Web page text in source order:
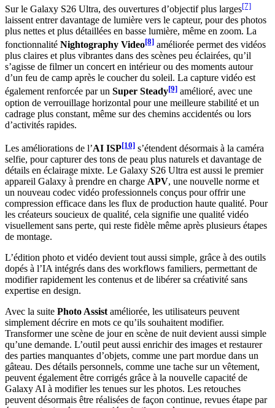
Sur le Galaxy S26 Ultra, des ouvertures d’objectif plus larges[7]
laissent entrer davantage de lumière vers le capteur, pour des photos
plus nettes et plus détaillées en basse lumière, même en zoom. La
fonctionnalité Nightography Video[8] améliorée permet des vidéos
plus claires et plus vibrantes dans des scènes peu éclairées, qu’il
s’agisse de filmer un concert en intérieur ou des moments autour
d’un feu de camp après le coucher du soleil. La capture vidéo est
également renforcée par un Super Steady[9] amélioré, avec une
option de verrouillage horizontal pour une meilleure stabilité et un
cadrage plus constant, même sur des chemins accidentés ou lors
d’activités rapides.
Les améliorations de l’AI ISP[10] s’étendent désormais à la caméra
selfie, pour capturer des tons de peau plus naturels et davantage de
détails en éclairage mixte. Le Galaxy S26 Ultra est aussi le premier
appareil Galaxy à prendre en charge APV, une nouvelle norme et
un nouveau codec vidéo professionnels conçus pour offrir une
compression efficace dans les flux de production haute qualité. Pour
les créateurs soucieux de qualité, cela signifie une qualité vidéo
visuellement sans perte, qui reste fidèle même après plusieurs étapes
de montage.
L’édition photo et vidéo devient tout aussi simple, grâce à des outils
dopés à l’IA intégrés dans des workflows familiers, permettant de
modifier rapidement les contenus et de libérer sa créativité sans
expertise en design.
Avec la suite Photo Assist améliorée, les utilisateurs peuvent
simplement décrire en mots ce qu’ils souhaitent modifier.
Transformer une scène de jour en scène de nuit devient aussi simple
qu’une demande. L’outil peut aussi enrichir des images et restaurer
des parties manquantes d’objets, comme une part mordue dans un
gâteau. Des détails personnels, comme une tache sur un vêtement,
peuvent également être corrigés grâce à la nouvelle capacité de
Galaxy AI à modifier les tenues sur les photos. Les retouches
peuvent désormais être réalisées de façon continue, revues étape par